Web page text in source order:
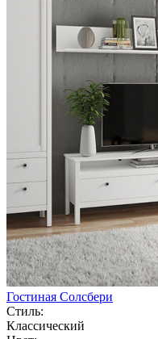
Гостиная Солсбери
Стиль:
Классический